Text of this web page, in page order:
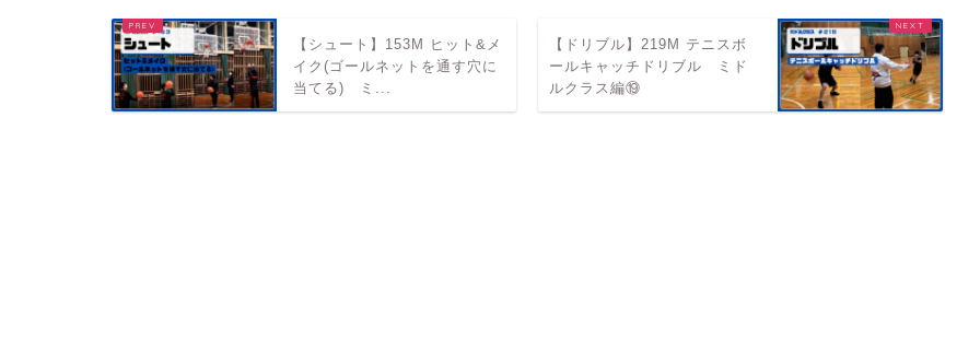
【シュート】153M ヒット&メ
イク(ゴールネットを通す穴に
当てる) ミ...
【ドリブル】219M テニスボ
ールキャッチドリブル ミド
ルクラス編⑲